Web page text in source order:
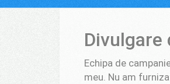
Divulgare
Echipa de
meu. Nu am